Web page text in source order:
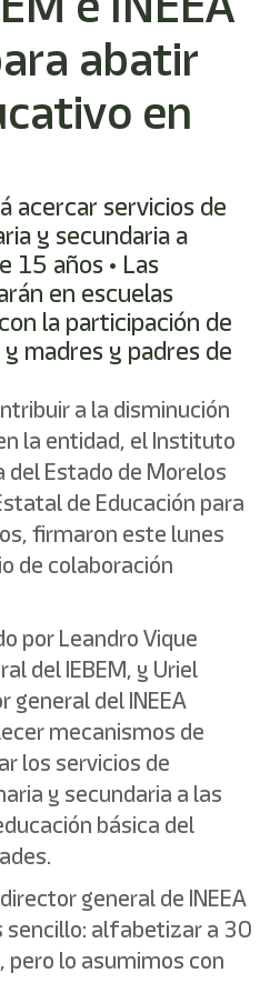
abatir
en
acercar servicios de
y secundaria a
15 años • Las
en escuelas
la participación de
madres y padres de
a la disminución
la entidad, el Instituto
del Estado de Morelos
de Educación para
firmaron este lunes
de colaboración
por Leandro Vique
del IEBEM, y Uriel
general del INEEA
mecanismos de
los servicios de
y secundaria a las
básica del
general de INEEA
sencillo: alfabetizar a 30
pero lo asumimos con